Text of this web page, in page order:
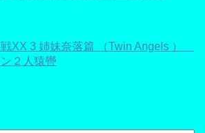
XX 3 姉妹奈落篇 （Twin Angels ）
２人猿轡